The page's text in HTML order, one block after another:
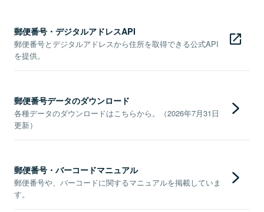
郵便番号・デジタルアドレスAPI
郵便番号とデジタルアドレスから住所を取得できる公式API
を提供。
郵便番号データのダウンロード
各種データのダウンロードはこちらから。（2026年7月31日
更新）
郵便番号・バーコードマニュアル
郵便番号や、バーコードに関するマニュアルを掲載していま
す。